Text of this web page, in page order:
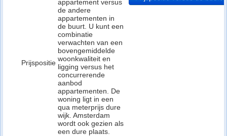
Prijspositie
appartement versus
de andere
appartementen in
de buurt. U kunt een
combinatie
verwachten van een
bovengemiddelde
woonkwaliteit en
ligging versus het
concurrerende
aanbod
appartementen. De
woning ligt in een
qua meterprijs dure
wijk. Amsterdam
wordt ook gezien als
een dure plaats.